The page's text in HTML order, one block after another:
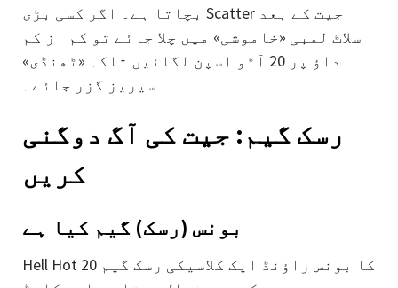
بچاتا ہے۔ اگر کسی بڑی Scatter جیت کے بعد
سلاٹ لمبی «خاموشی» میں چلا جائے تو کم از کم
داؤ پر 20 آٹو اسپن لگائیں تاکہ «ٹھنڈی»
سیریز گزر جائے۔
رسک گیم: جیت کی آگ دوگنی
کریں
بونس (رسک) گیم کیا ہے
Hell Hot 20 کا بونس راؤنڈ ایک کلاسیکی رسک گیم